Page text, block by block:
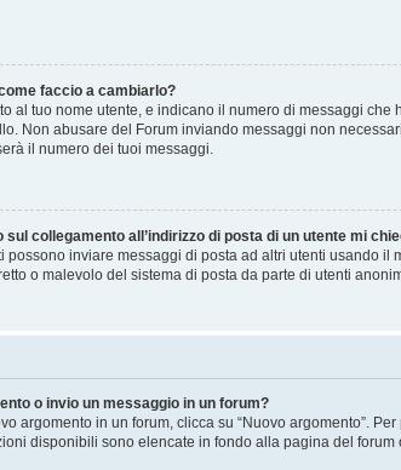
faccio a cambiarlo?
al tuo nome utente, e indicano il numero di messaggi
Non abusare del Forum inviando messaggi non
il numero dei tuoi messaggi.
sul collegamento all’indirizzo di posta di un utente mi
possono inviare messaggi di posta ad altri utenti usando
o malevolo del sistema di posta da parte di utenti
o invio un messaggio in un forum?
argomento in un forum, clicca su “Nuovo argomento”.
disponibili sono elencate in fondo alla pagina del forum